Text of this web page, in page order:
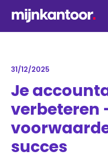
31/12/2025
Je
verbeteren
succes